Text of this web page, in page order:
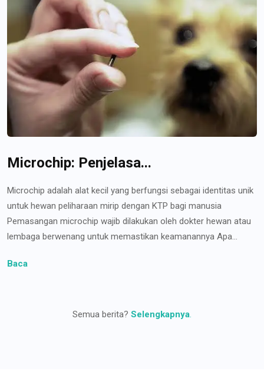
Microchip: Penjelasa...
Microchip adalah alat kecil yang berfungsi sebagai identitas unik
untuk hewan peliharaan mirip dengan KTP bagi manusia
Pemasangan microchip wajib dilakukan oleh dokter hewan atau
lembaga berwenang untuk memastikan keamanannya Apa...
Baca
Semua berita? Selengkapnya